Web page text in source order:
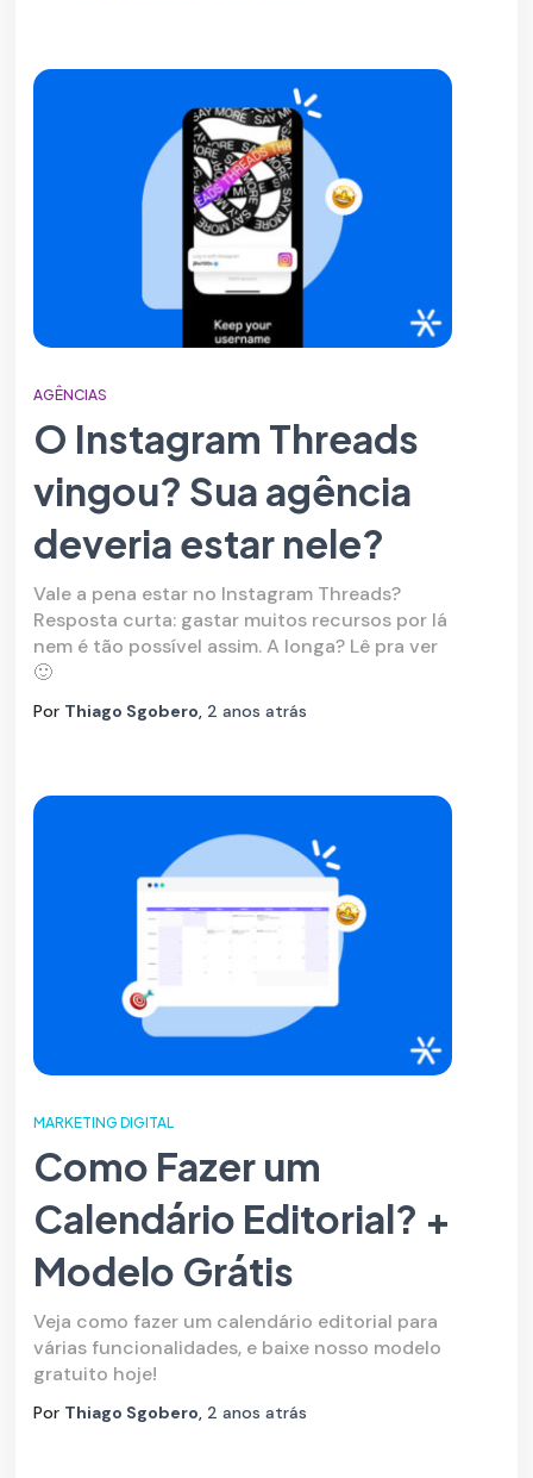
AGÊNCIAS
O Instagram Threads
vingou? Sua agência
deveria estar nele?
Vale a pena estar no Instagram Threads?
Resposta curta: gastar muitos recursos por lá
nem é tão possível assim. A longa? Lê pra ver
🙂
Por Thiago Sgobero, 2 anos atrás
MARKETING DIGITAL
Como Fazer um
Calendário Editorial? +
Modelo Grátis
Veja como fazer um calendário editorial para
várias funcionalidades, e baixe nosso modelo
gratuito hoje!
Por Thiago Sgobero, 2 anos atrás